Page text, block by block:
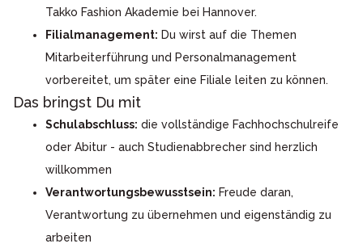
Takko Fashion Akademie bei Hannover.
Filialmanagement: Du wirst auf die Themen
Mitarbeiterführung und Personalmanagement
vorbereitet, um später eine Filiale leiten zu können.
Das bringst Du mit
Schulabschluss: die vollständige Fachhochschulreife
oder Abitur - auch Studienabbrecher sind herzlich
willkommen
Verantwortungsbewusstsein: Freude daran,
Verantwortung zu übernehmen und eigenständig zu
arbeiten